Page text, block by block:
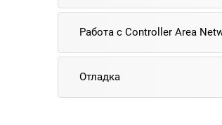
Работа с Controller Area
Отладка